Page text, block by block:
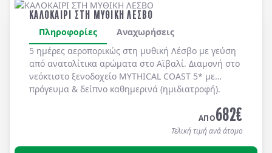
ΚΑΛΟΚΑΙΡΙ ΣΤΗ ΜΥΘΙΚΗ ΛΕΣΒΟ
Πληροφορίες
Αναχωρήσεις
5 ημέρες αεροπορικώς στη μυθική Λέσβο με γεύση
από ανατολίτικα αρώματα στο Αϊβαλί. Διαμονή στο
νεόκτιστο ξενοδοχείο MYTHICAL COAST 5* με
πρόγευμα & δείπνο καθημερινά (ημιδιατροφή).
ΑΠΟ682€
Τελική τιμή ανά άτομο